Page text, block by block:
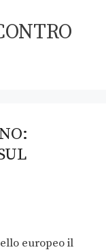
europeo il